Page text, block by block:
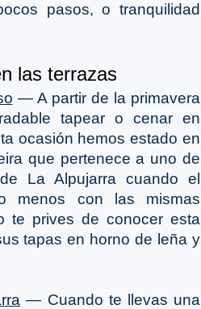
pasos, o tranquilidad
las terrazas
― A partir de la primavera
tapear o cenar en
ocasión hemos estado en
que pertenece a uno de
La Alpujarra cuando el
menos con las mismas
te prives de conocer esta
tapas en horno de leña y
― Cuando te llevas una